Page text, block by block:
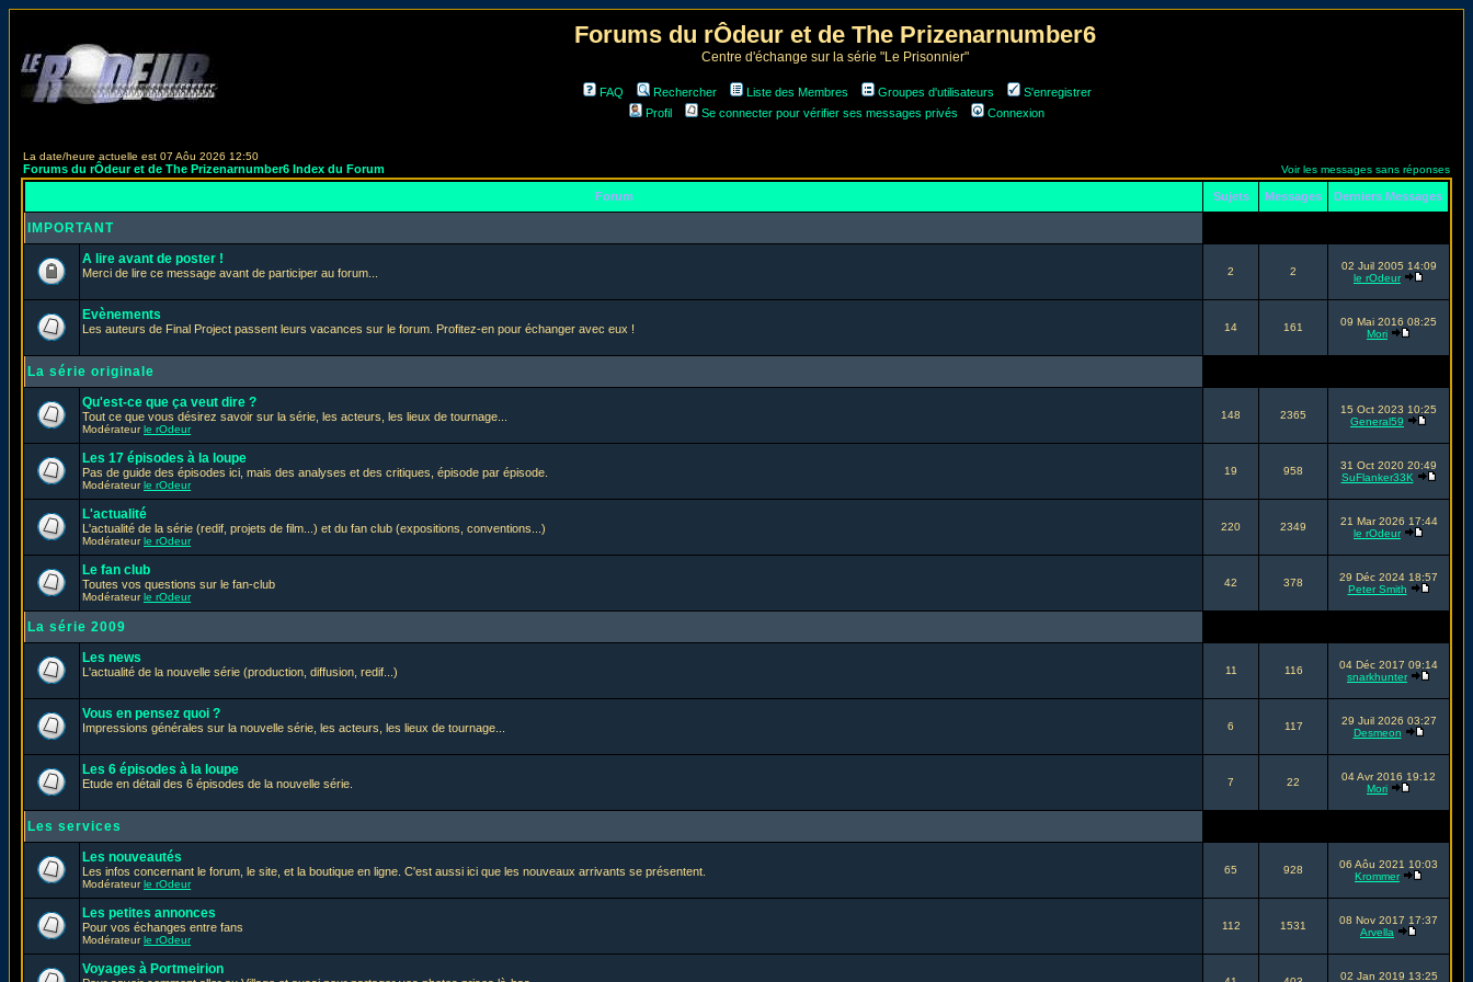
Forums du rÔdeur et de The Prizenarnumber6
Centre d'échange sur la série "Le Prisonnier"
FAQ Rechercher Liste des Membres Groupes d'utilisateurs
S'enregistrer
Profil
Se connecter pour vérifier ses messages privés Connexion
La date/heure actuelle est 07 Aôu 2026 12:50
Forums du rÔdeur et de The Prizenarnumber6 Index du Forum Voir les messages sans réponses
Forum Sujets Messages Derniers Messages
IMPORTANT
A lire avant de poster !
Merci de lire ce message avant de participer au forum... 2 2
02 Juil 2005 14:09
le rOdeur
Evènements
Les auteurs de Final Project passent leurs vacances sur le forum. Profitez-en pour échanger avec eux ! 14 161
09 Mai 2016 08:25
Mori
La série originale
Qu'est-ce que ça veut dire ?
Tout ce que vous désirez savoir sur la série, les acteurs, les lieux de tournage...
Modérateurle rOdeur
148 2365
15 Oct 2023 10:25
General59
Les 17 épisodes à la loupe
Pas de guide des épisodes ici, mais des analyses et des critiques, épisode par épisode.
Modérateurle rOdeur
19 958
31 Oct 2020 20:49
SuFlanker33K
L'actualité
L'actualité de la série (redif, projets de film...) et du fan club (expositions, conventions...)
Modérateurle rOdeur
220 2349
21 Mar 2026 17:44
le rOdeur
Le fan club
Toutes vos questions sur le fan-club
Modérateurle rOdeur
42 378
29 Déc 2024 18:57
Peter Smith
La série 2009
Les news
L'actualité de la nouvelle série (production, diffusion, redif...) 11 116
04 Déc 2017 09:14
snarkhunter
Vous en pensez quoi ?
Impressions générales sur la nouvelle série, les acteurs, les lieux de tournage... 6 117
29 Juil 2026 03:27
Desmeon
Les 6 épisodes à la loupe
Etude en détail des 6 épisodes de la nouvelle série. 7 22
04 Avr 2016 19:12
Mori
Les services
Les nouveautés
Les infos concernant le forum, le site, et la boutique en ligne. C'est aussi ici que les nouveaux arrivants se présentent.
Modérateurle rOdeur
65 928
06 Aôu 2021 10:03
Krommer
Les petites annonces
Pour vos échanges entre fans
Modérateurle rOdeur
112 1531
08 Nov 2017 17:37
Arvella
Voyages à Portmeirion 02 Jan 2019 13:25